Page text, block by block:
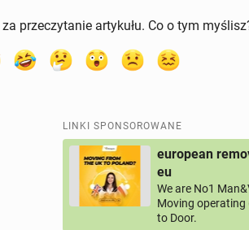
przeczytanie artykułu. Co o tym
LINKI SPONSOROWANE
european
eu
We are No1
Moving operating
to Door.